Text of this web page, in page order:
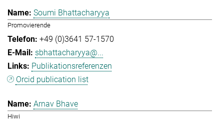
Soumi Bhattacharyya
Promovierende
+49 (0)3641 57-1570
sbhattacharyya@...
Publikationsreferenzen
Orcid publication list
Arnav Bhave
Hiwi